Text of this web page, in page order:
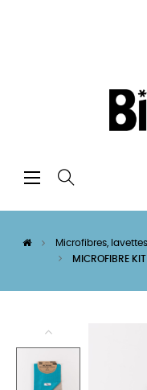
Basculer
navigation
☰
Microfibres,
MICROFIBRE